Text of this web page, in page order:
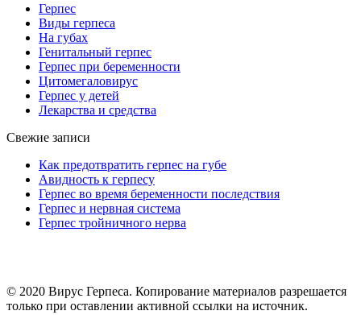
Герпес
Виды герпеса
На губах
Генитальный герпес
Герпес при беременности
Цитомегаловирус
Герпес у детей
Лекарства и средства
Свежие записи
Как предотвратить герпес на губе
Авидность к герпесу
Герпес во время беременности последствия
Герпес и нервная система
Герпес тройничного нерва
© 2020 Вирус Герпеса. Копирование материалов разрешается
только при оставлении активной ссылки на источник.